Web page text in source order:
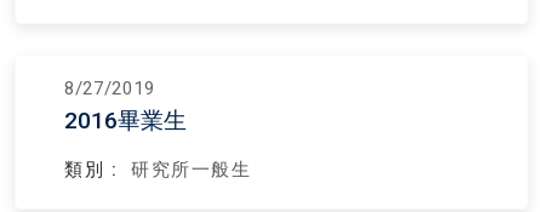
8/27/2019
2016畢業生
類別 : 研究所一般生